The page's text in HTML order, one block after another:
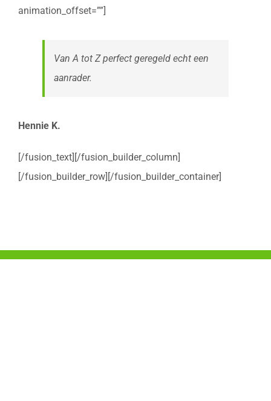
animation_offset=””]
Van A tot Z perfect geregeld echt een
aanrader.
Hennie K.
[/fusion_text][/fusion_builder_column]
[/fusion_builder_row][/fusion_builder_container]